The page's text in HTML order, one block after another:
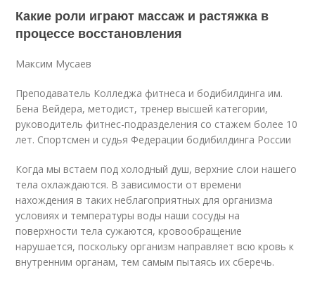
Какие роли играют массаж и растяжка в
процессе восстановления
Максим Мусаев
Преподаватель Колледжа фитнеса и бодибилдинга им.
Бена Вейдера, методист, тренер высшей категории,
руководитель фитнес-подразделения со стажем более 10
лет. Спортсмен и судья Федерации бодибилдинга России
Когда мы встаем под холодный душ, верхние слои нашего
тела охлаждаются. В зависимости от времени
нахождения в таких неблагоприятных для организма
условиях и температуры воды наши сосуды на
поверхности тела сужаются, кровообращение
нарушается, поскольку организм направляет всю кровь к
внутренним органам, тем самым пытаясь их сберечь.